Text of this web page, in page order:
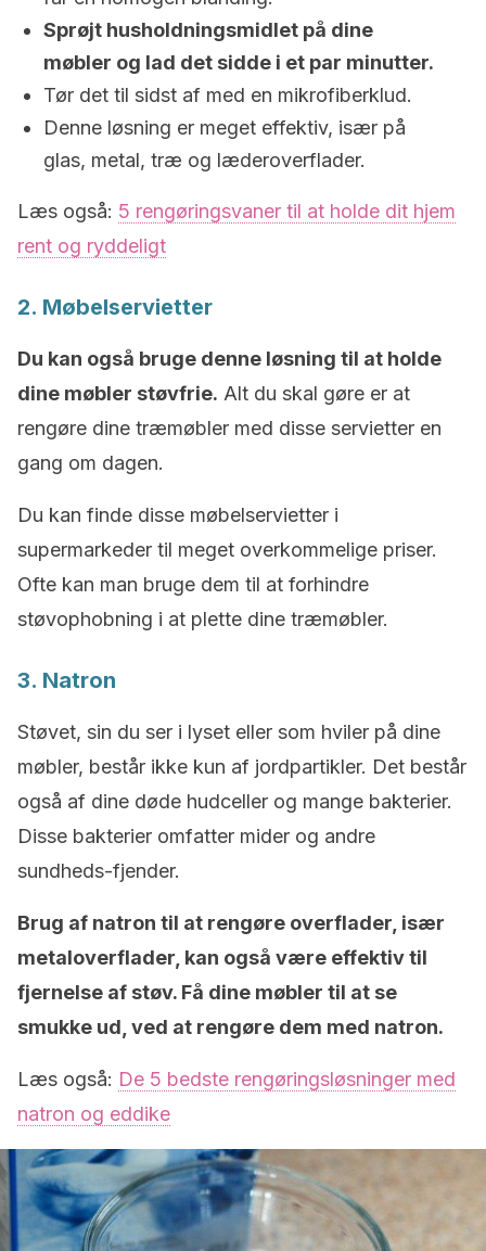
Sprøjt husholdningsmidlet på dine
møbler og lad det sidde i et par minutter.
Tør det til sidst af med en mikrofiberklud.
Denne løsning er meget effektiv, især på
glas, metal, træ og læderoverflader.
Læs også: 5 rengøringsvaner til at holde dit hjem
rent og ryddeligt
2. Møbelservietter
Du kan også bruge denne løsning til at holde
dine møbler støvfrie. Alt du skal gøre er at
rengøre dine træmøbler med disse servietter en
gang om dagen.
Du kan finde disse møbelservietter i
supermarkeder til meget overkommelige priser.
Ofte kan man bruge dem til at forhindre
støvophobning i at plette dine træmøbler.
3. Natron
Støvet, sin du ser i lyset eller som hviler på dine
møbler, består ikke kun af jordpartikler. Det består
også af dine døde hudceller og mange bakterier.
Disse bakterier omfatter mider og andre
sundheds-fjender.
Brug af natron til at rengøre overflader, især
metaloverflader, kan også være effektiv til
fjernelse af støv. Få dine møbler til at se
smukke ud, ved at rengøre dem med natron.
Læs også: De 5 bedste rengøringsløsninger med
natron og eddike